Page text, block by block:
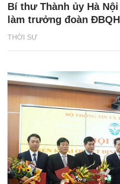
THỜI SỰ
Bí thư Thành ủy Hà
làm trưởng đoàn